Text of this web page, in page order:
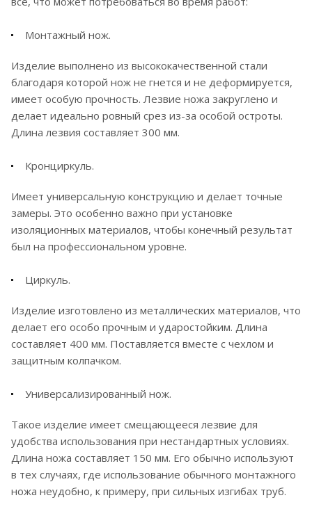
Монтажный нож.
Изделие выполнено из высококачественной стали
благодаря которой нож не гнется и не деформируется,
имеет особую прочность. Лезвие ножа закруглено и
делает идеально ровный срез из-за особой остроты.
Длина лезвия составляет 300 мм.
Кронциркуль.
Имеет универсальную конструкцию и делает точные
замеры. Это особенно важно при установке
изоляционных материалов, чтобы конечный результат
был на профессиональном уровне.
Циркуль.
Изделие изготовлено из металлических материалов, что
делает его особо прочным и ударостойким. Длина
составляет 400 мм. Поставляется вместе с чехлом и
защитным колпачком.
Универсализированный нож.
Такое изделие имеет смещающееся лезвие для
удобства использования при нестандартных условиях.
Длина ножа составляет 150 мм. Его обычно используют
в тех случаях, где использование обычного монтажного
ножа неудобно, к примеру, при сильных изгибах труб.